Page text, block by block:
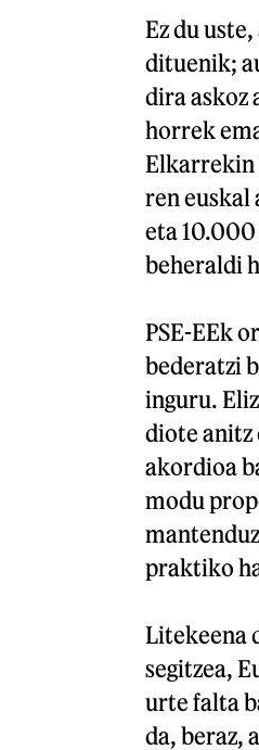
Ez du
dituenik;
dira askoz
horrek
Elkarrekin
ren euskal
eta
beheraldi
PSE-EEk
bederatzi
inguru.
diote anitz
akordioa
modu
praktiko
Litekeena
segitzea,
urte falta
da, beraz,